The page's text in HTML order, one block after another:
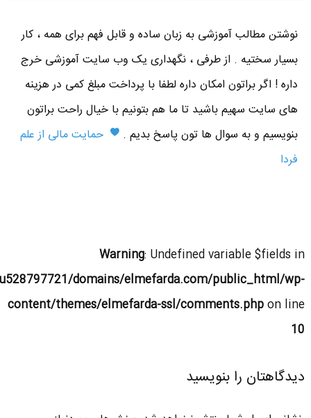
نوشتن مطالب آموزشی به زبان ساده و قابل فهم برای همه ، کار
بسیار سختیه . از طرفی ، نگهداری یک وب سایت آموزشی خرج
داره ! اگر براتون امکان داره لطفا با پرداخت مبلغ کمی در هزینه
های سایت سهیم باشید تا ما هم بتونیم با خیال راحت براتون
بنویسیم و به سوال ها تون پاسخ بدیم .
حمایت مالی از علم
فردا
Warning: Undefined variable $fields in
domains/elmefarda.com/public_html/wp-
content/themes/elmefarda-ssl/comments.phpon line
10
دیدگاهتان را بنویسید